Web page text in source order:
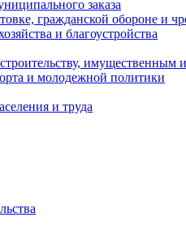
заказа
гражданской обороне и
и благоустройства
и молодежной политики
и труда